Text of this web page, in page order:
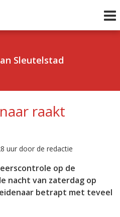
Sleutelstad
raakt
uur door de redactie
op de
nacht van zaterdag op
betrapt met teveel